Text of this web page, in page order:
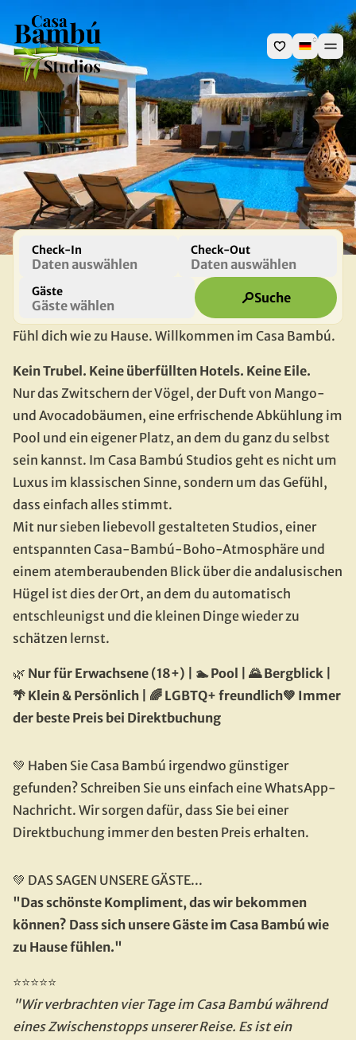
Check-In
Daten auswählen
Check-Out
Daten auswählen
Gäste
Gäste wählen Suche
Fühl dich wie zu Hause. Willkommen im Casa Bambú.
Kein Trubel. Keine überfüllten Hotels. Keine Eile.
Nur das Zwitschern der Vögel, der Duft von Mango-
und Avocadobäumen, eine erfrischende Abkühlung im
Pool und ein eigener Platz, an dem du ganz du selbst
sein kannst. Im Casa Bambú Studios geht es nicht um
Luxus im klassischen Sinne, sondern um das Gefühl,
dass einfach alles stimmt.
Mit nur sieben liebevoll gestalteten Studios, einer
entspannten Casa-Bambú-Boho-Atmosphäre und
einem atemberaubenden Blick über die andalusischen
Hügel ist dies der Ort, an dem du automatisch
entschleunigst und die kleinen Dinge wieder zu
schätzen lernst.
🌿 Nur für Erwachsene (18+) | 🏊 Pool | 🌄 Bergblick |
🌴 Klein & Persönlich | 🌈 LGBTQ+ freundlich💚 Immer
der beste Preis bei Direktbuchung
💚 Haben Sie Casa Bambú irgendwo günstiger
gefunden? Schreiben Sie uns einfach eine WhatsApp-
Nachricht. Wir sorgen dafür, dass Sie bei einer
Direktbuchung immer den besten Preis erhalten.
💚 DAS SAGEN UNSERE GÄSTE...
"Das schönste Kompliment, das wir bekommen
können? Dass sich unsere Gäste im Casa Bambú wie
zu Hause fühlen."
⭐⭐⭐⭐⭐
"Wir verbrachten vier Tage im Casa Bambú während
eines Zwischenstopps unserer Reise. Es ist ein